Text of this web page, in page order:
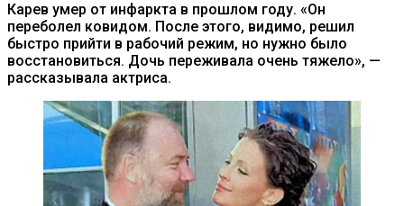
Карев умер от инфаркта в прошлом году. «Он
переболел ковидом. После этого, видимо, решил
быстро прийти в рабочий режим, но нужно было
восстановиться. Дочь переживала очень тяжело», —
рассказывала актриса.